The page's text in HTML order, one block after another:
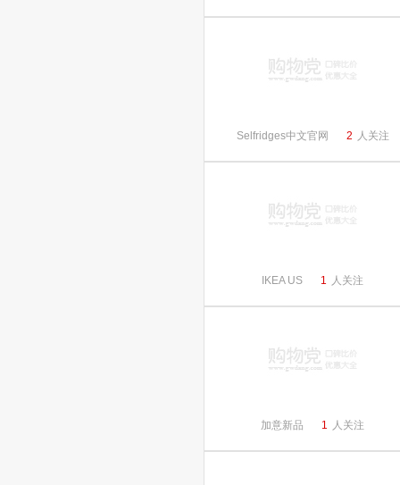
Selfridges中文官网 2 人关注
IKEA US 1 人关注
加意新品 1 人关注